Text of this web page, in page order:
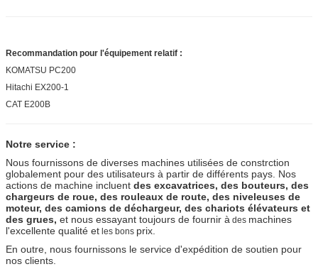
Recommandation pour l'équipement relatif :
KOMATSU PC200
Hitachi EX200-1
CAT E200B
Notre service :
Nous fournissons de diverses machines utilisées de constrction
globalement pour des utilisateurs à partir de différents pays. Nos
actions de machine incluent des excavatrices, des bouteurs, des
chargeurs de roue, des rouleaux de route, des niveleuses de
moteur, des camions de déchargeur, des chariots élévateurs et
des grues, et nous essayant toujours de fournir à des machines
l'excellente qualité et les bons prix.
En outre, nous fournissons le service d'expédition de soutien pour
nos clients.